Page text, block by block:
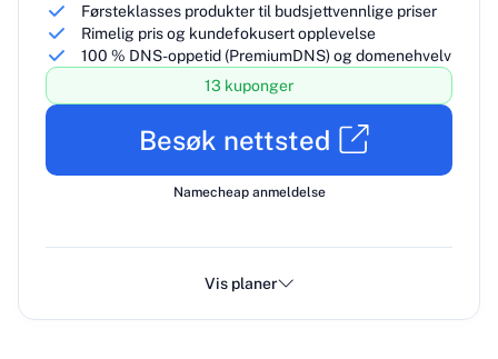
Førsteklasses produkter til budsjettvennlige priser
Rimelig pris og kundefokusert opplevelse
100 % DNS-oppetid (PremiumDNS) og domenehvelv
13 kuponger
Besøk nettsted
Namecheap anmeldelse
Vis planer